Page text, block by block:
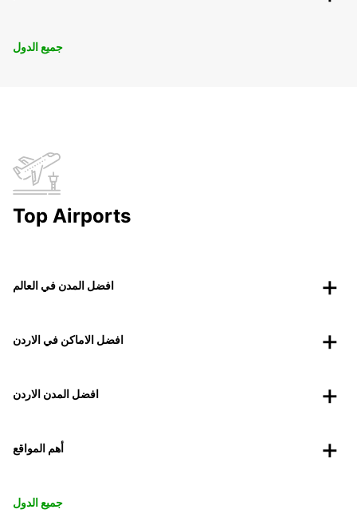
جميع الدول
Top Airports
افضل المدن في العالم
افضل الاماكن في الاردن
افضل المدن الاردن
أهم المواقع
جميع الدول